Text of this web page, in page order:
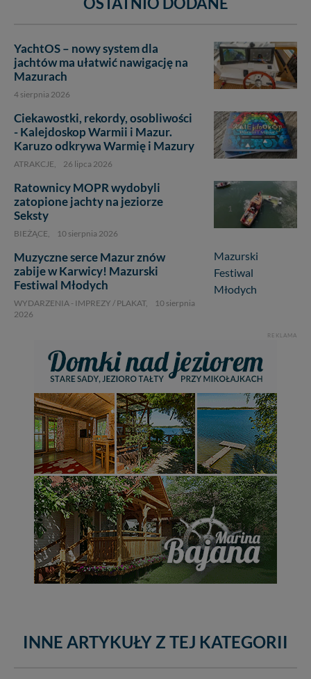
YachtOS – nowy system dla
jachtów ma ułatwić nawigację na
Mazurach
4 sierpnia 2026
Ciekawostki, rekordy, osobliwości
- Kalejdoskop Warmii i Mazur.
Karuzo odkrywa Warmię i Mazury
ATRAKCJE, 26 lipca 2026
Ratownicy MOPR wydobyli
zatopione jachty na jeziorze
Seksty
BIEŻĄCE, 10 sierpnia 2026
1
Muzyczne serce Mazur znów
zabije w Karwicy! Mazurski
Festiwal Młodych
WYDARZENIA - IMPREZY / PLAKAT,
10 sierpnia
2026
REKLAMA
INNE ARTYKUŁY Z TEJ KATEGORII